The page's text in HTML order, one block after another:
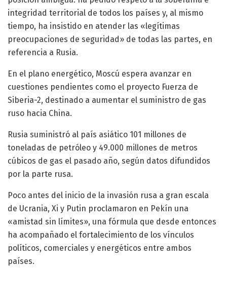
integridad territorial de todos los países y, al mismo
tiempo, ha insistido en atender las «legítimas
preocupaciones de seguridad» de todas las partes, en
referencia a Rusia.
En el plano energético, Moscú espera avanzar en
cuestiones pendientes como el proyecto Fuerza de
Siberia-2, destinado a aumentar el suministro de gas
ruso hacia China.
Rusia suministró al país asiático 101 millones de
toneladas de petróleo y 49.000 millones de metros
cúbicos de gas el pasado año, según datos difundidos
por la parte rusa.
Poco antes del inicio de la invasión rusa a gran escala
de Ucrania, Xi y Putin proclamaron en Pekín una
«amistad sin límites», una fórmula que desde entonces
ha acompañado el fortalecimiento de los vínculos
políticos, comerciales y energéticos entre ambos
países.